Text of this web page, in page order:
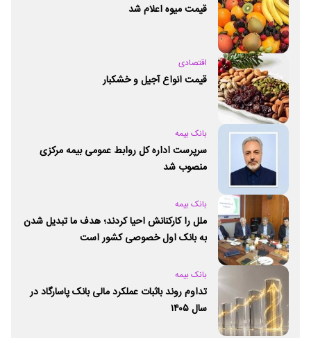
قیمت میوه اعلام شد
اقتصادی
قیمت انواع آجیل و خشکبار
بانک بیمه
سرپرست اداره کل روابط عمومی بیمه مرکزی
منصوب شد
بانک بیمه
ملل را کارکنانش احیا کردند؛ هدف ما تبدیل شدن
به بانک اول خصوصی کشور است
بانک بیمه
تداوم روند باثبات عملکرد مالی بانک پاسارگاد در
سال ۱۴۰۵